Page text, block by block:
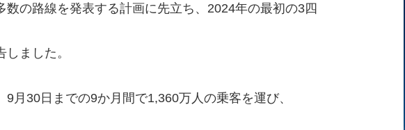
の路線を発表する計画に先立ち、2024年の最初の3四
ました。
月30日までの9か月間で1,360万人の乗客を運び、